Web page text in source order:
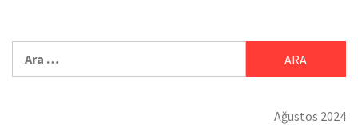
Ağustos 2024